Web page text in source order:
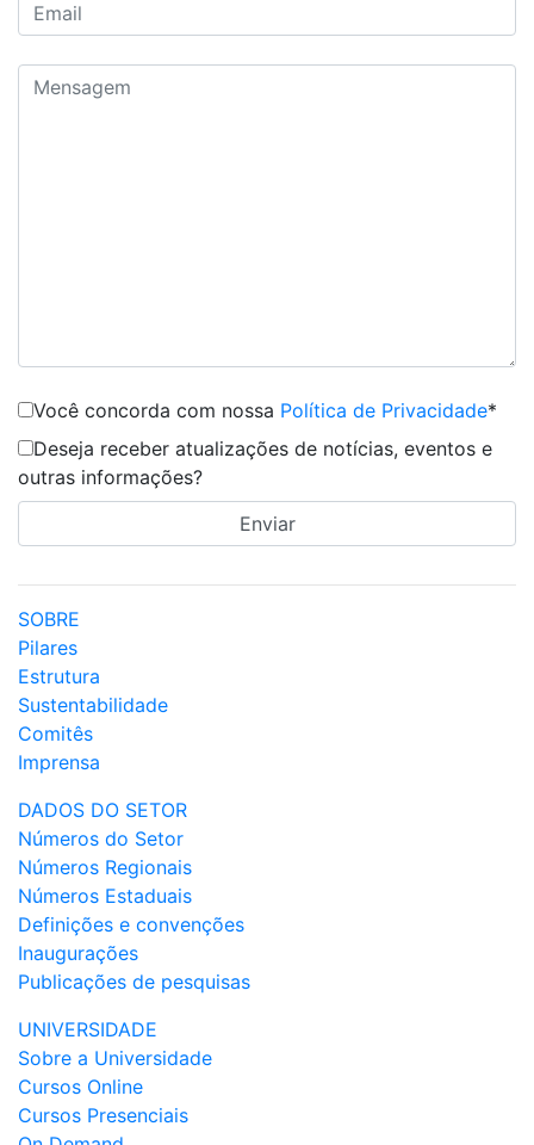
Você concorda com nossa Política de Privacidade*
Deseja receber atualizações de notícias, eventos e
outras informações?
SOBRE
Pilares
Estrutura
Sustentabilidade
Comitês
Imprensa
DADOS DO SETOR
Números do Setor
Números Regionais
Números Estaduais
Definições e convenções
Inaugurações
Publicações de pesquisas
UNIVERSIDADE
Sobre a Universidade
Cursos Online
Cursos Presenciais